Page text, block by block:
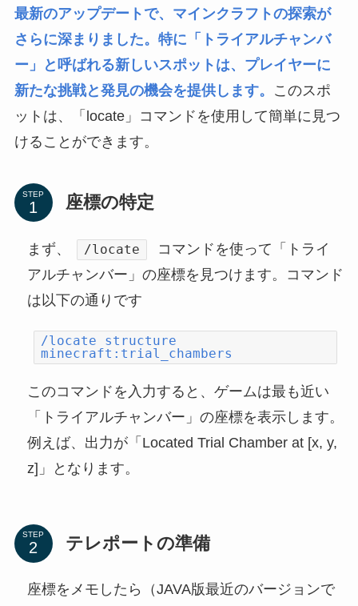
最新のアップデートで、マインクラフトの探索が
さらに深まりました。特に「トライアルチャンバ
ー」と呼ばれる新しいスポットは、プレイヤーに
新たな挑戦と発見の機会を提供します。
このスポ
ットは、「locate」コマンドを使用して簡単に見つ
けることができます。
STEP 座標の特定
まず、 /locate
コマンドを使って「トライ
アルチャンバー」の座標を見つけます。コマンド
は以下の通りです
/locate structure
minecraft:trial_chambers
このコマンドを入力すると、ゲームは最も近い
「トライアルチャンバー」の座標を表示します。
例えば、出力が「Located Trial Chamber at [x, y,
z]」となります。
STEP テレポートの準備
座標をメモしたら（JAVA版最近のバージョンで